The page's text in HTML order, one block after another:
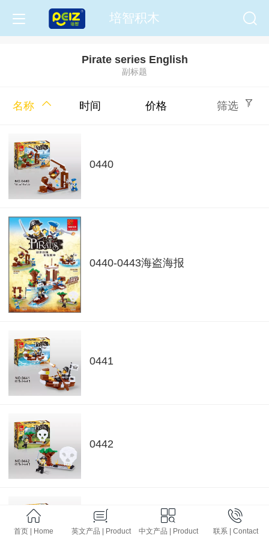
培智积木
Pirate series English
副标题
名称 时间 价格 筛选
0440
0440-0443海盗海报
0441
0442
0443
首页 | Home 英文产品 | Product 中文产品 | Product 联系 | Contact